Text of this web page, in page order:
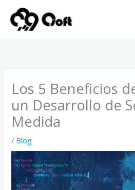
contenido
Los 5 Beneficios
un Desarrollo de
Medida
/ Blog